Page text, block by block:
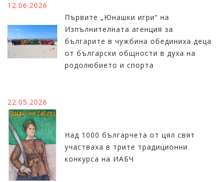
12.06.2026
Първите „Юнашки игри“ на
Изпълнителната агенция за
българите в чужбина обединиха деца
от български общности в духа на
родолюбието и спорта
22.05.2026
Над 1000 българчета от цял свят
участваха в трите традиционни
конкурса на ИАБЧ